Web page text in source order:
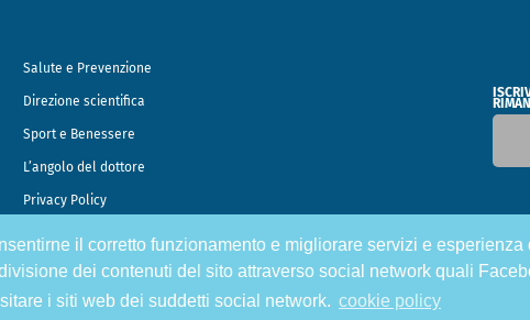
il corretto funzionamento e migliorare servizi e
dei contenuti del sito attraverso social network quali
i siti web dei suddetti social network. cookie policy
Salute e Prevenzione
Direzione scientifica
Sport e Benessere
L’angolo del dottore
Privacy Policy
Attilio Francesco Speciani